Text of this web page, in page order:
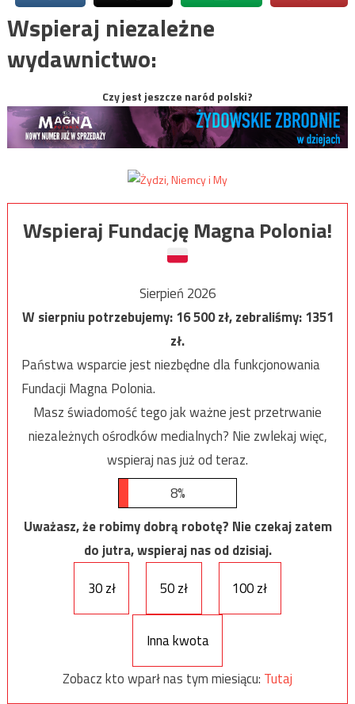
Wspieraj niezależne
wydawnictwo:
Czy jest jeszcze naród polski?
Wspieraj Fundację Magna Polonia!
Sierpień 2026
W sierpniu potrzebujemy:16 500zł, zebraliśmy:1351
zł.
Państwa wsparcie jest niezbędne dla funkcjonowania
Fundacji Magna Polonia.
Masz świadomość tego jak ważne jest przetrwanie
niezależnych ośrodków medialnych? Nie zwlekaj więc,
wspieraj nas już od teraz.
8%
Uważasz, że robimy dobrą robotę? Nie czekaj zatem
do jutra, wspieraj nas od dzisiaj.
30 zł
50 zł 100 zł
Inna kwota
Zobacz kto wparł nas tym miesiącu: Tutaj